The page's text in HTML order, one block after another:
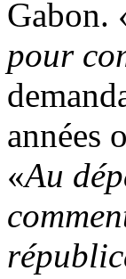
Gabon.
pour
années
«Au